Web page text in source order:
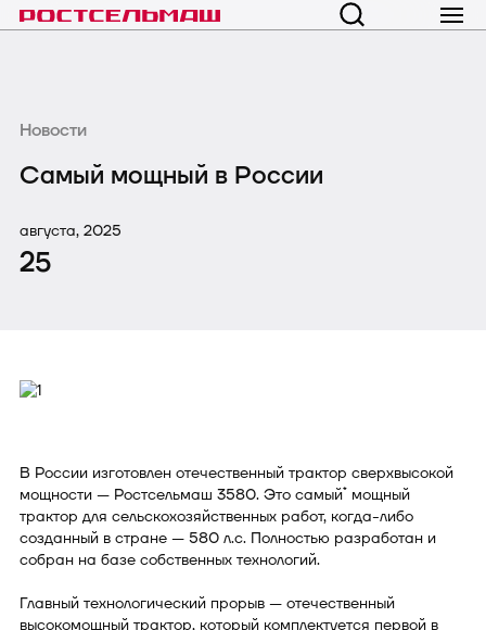
Новости
Самый мощный в России
августа, 2025
25
В России изготовлен отечественный трактор сверхвысокой
мощности — Ростсельмаш 3580. Это самый* мощный
трактор для сельскохозяйственных работ, когда-либо
созданный в стране — 580 л.с. Полностью разработан и
собран на базе собственных технологий.
Главный технологический прорыв — отечественный
высокомощный трактор, который комплектуется первой в